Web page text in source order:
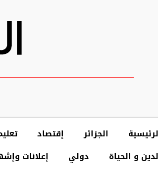
الجزائر إقتصاد
و الحياة
دولي إعلانات